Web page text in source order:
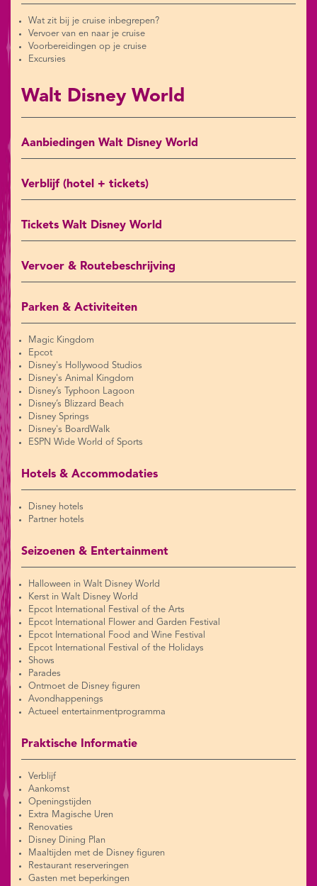
Wat zit bij je cruise inbegrepen?
Vervoer van en naar je cruise
Voorbereidingen op je cruise
Excursies
Walt Disney World
Aanbiedingen Walt Disney World
Verblijf (hotel + tickets)
Tickets Walt Disney World
Vervoer & Routebeschrijving
Parken & Activiteiten
Magic Kingdom
Epcot
Disney's Hollywood Studios
Disney's Animal Kingdom
Disney’s Typhoon Lagoon
Disney’s Blizzard Beach
Disney Springs
Disney's BoardWalk
ESPN Wide World of Sports
Hotels & Accommodaties
Disney hotels
Partner hotels
Seizoenen & Entertainment
Halloween in Walt Disney World
Kerst in Walt Disney World
Epcot International Festival of the Arts
Epcot International Flower and Garden Festival
Epcot International Food and Wine Festival
Epcot International Festival of the Holidays
Shows
Parades
Ontmoet de Disney figuren
Avondhappenings
Actueel entertainmentprogramma
Praktische Informatie
Verblijf
Aankomst
Openingstijden
Extra Magische Uren
Renovaties
Disney Dining Plan
Maaltijden met de Disney figuren
Restaurant reserveringen
Gasten met beperkingen